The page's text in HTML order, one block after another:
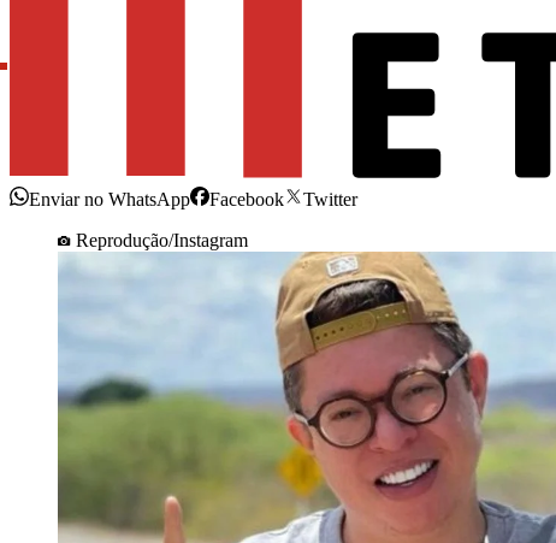
Enviar no WhatsApp Facebook
Twitter
Reprodução/Instagram